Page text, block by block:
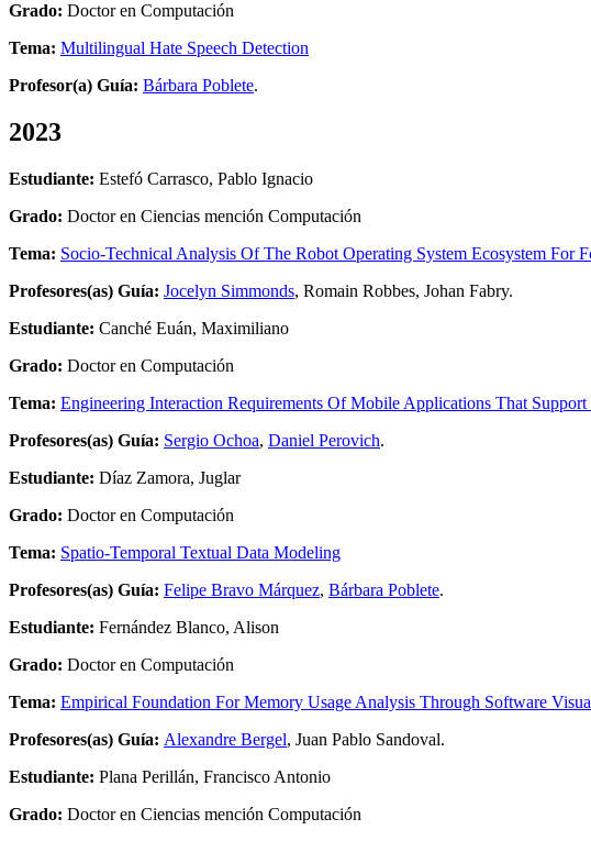
Grado: Doctor en Computación
Tema: Multilingual Hate Speech Detection
Profesor(a) Guía: Bárbara Poblete.
2023
Estudiante: Estefó Carrasco, Pablo Ignacio
Grado: Doctor en Ciencias mención Computación
Tema: Socio-Technical Analysis Of The Robot Operating System Ecosystem For
Profesores(as) Guía: Jocelyn Simmonds, Romain Robbes, Johan Fabry.
Estudiante: Canché Euán, Maximiliano
Grado: Doctor en Computación
Tema: Engineering Interaction Requirements Of Mobile Applications That
Profesores(as) Guía: Sergio Ochoa, Daniel Perovich.
Estudiante: Díaz Zamora, Juglar
Grado: Doctor en Computación
Tema: Spatio-Temporal Textual Data Modeling
Profesores(as) Guía: Felipe Bravo Márquez, Bárbara Poblete.
Estudiante: Fernández Blanco, Alison
Grado: Doctor en Computación
Tema: Empirical Foundation For Memory Usage Analysis Through Software
Profesores(as) Guía: Alexandre Bergel, Juan Pablo Sandoval.
Estudiante: Plana Perillán, Francisco Antonio
Grado: Doctor en Ciencias mención Computación